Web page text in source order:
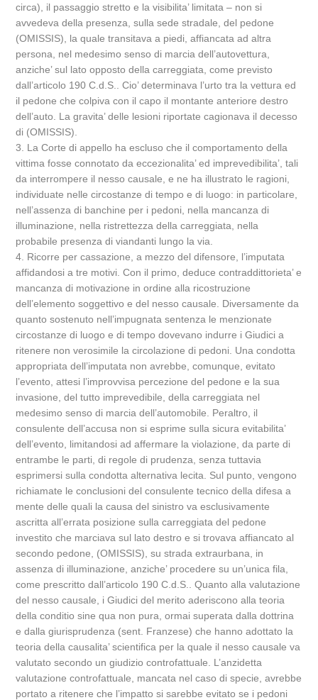
circa), il passaggio stretto e la visibilita’ limitata – non si
avvedeva della presenza, sulla sede stradale, del pedone
(OMISSIS), la quale transitava a piedi, affiancata ad altra
persona, nel medesimo senso di marcia dell’autovettura,
anziche’ sul lato opposto della carreggiata, come previsto
dall’articolo 190 C.d.S.. Cio’ determinava l’urto tra la vettura ed
il pedone che colpiva con il capo il montante anteriore destro
dell’auto. La gravita’ delle lesioni riportate cagionava il decesso
di (OMISSIS).
3. La Corte di appello ha escluso che il comportamento della
vittima fosse connotato da eccezionalita’ ed imprevedibilita’, tali
da interrompere il nesso causale, e ne ha illustrato le ragioni,
individuate nelle circostanze di tempo e di luogo: in particolare,
nell’assenza di banchine per i pedoni, nella mancanza di
illuminazione, nella ristrettezza della carreggiata, nella
probabile presenza di viandanti lungo la via.
4. Ricorre per cassazione, a mezzo del difensore, l’imputata
affidandosi a tre motivi. Con il primo, deduce contraddittorieta’ e
mancanza di motivazione in ordine alla ricostruzione
dell’elemento soggettivo e del nesso causale. Diversamente da
quanto sostenuto nell’impugnata sentenza le menzionate
circostanze di luogo e di tempo dovevano indurre i Giudici a
ritenere non verosimile la circolazione di pedoni. Una condotta
appropriata dell’imputata non avrebbe, comunque, evitato
l’evento, attesi l’improvvisa percezione del pedone e la sua
invasione, del tutto imprevedibile, della carreggiata nel
medesimo senso di marcia dell’automobile. Peraltro, il
consulente dell’accusa non si esprime sulla sicura evitabilita’
dell’evento, limitandosi ad affermare la violazione, da parte di
entrambe le parti, di regole di prudenza, senza tuttavia
esprimersi sulla condotta alternativa lecita. Sul punto, vengono
richiamate le conclusioni del consulente tecnico della difesa a
mente delle quali la causa del sinistro va esclusivamente
ascritta all’errata posizione sulla carreggiata del pedone
investito che marciava sul lato destro e si trovava affiancato al
secondo pedone, (OMISSIS), su strada extraurbana, in
assenza di illuminazione, anziche’ procedere su un’unica fila,
come prescritto dall’articolo 190 C.d.S.. Quanto alla valutazione
del nesso causale, i Giudici del merito aderiscono alla teoria
della conditio sine qua non pura, ormai superata dalla dottrina
e dalla giurisprudenza (sent. Franzese) che hanno adottato la
teoria della causalita’ scientifica per la quale il nesso causale va
valutato secondo un giudizio controfattuale. L’anzidetta
valutazione controfattuale, mancata nel caso di specie, avrebbe
portato a ritenere che l’impatto si sarebbe evitato se i pedoni